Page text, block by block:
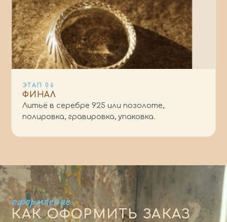
ЭТАП 06
ФИНАЛ
Литьё в серебре 925 или позолоте,
полировка, гравировка, упаковка.
оформление
КАК ОФОРМИТЬ ЗАКАЗ